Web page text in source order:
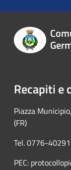
Recapiti e
Piazza
(FR)
Tel. 0776-
PEC: